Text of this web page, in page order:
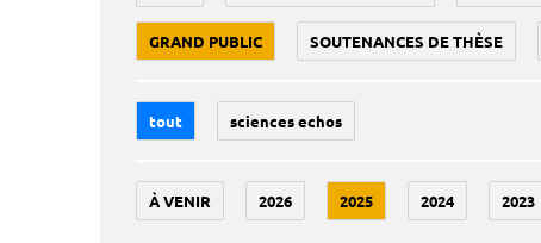
GRAND PUBLIC SOUTENANCES DE THÈSE
tout sciences echos
À VENIR 2026 2025 2024 2023